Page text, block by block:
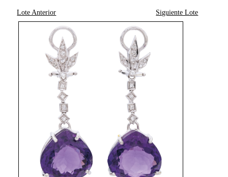
Lote Anterior Siguiente Lote